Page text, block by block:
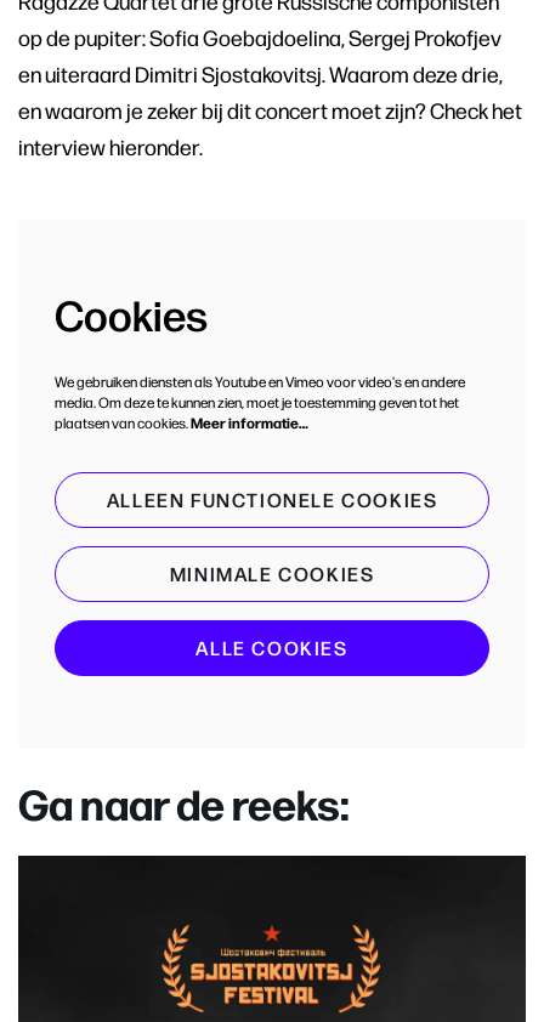
op de pupiter: Sofia Goebajdoelina, Sergej Prokofjev
en uiteraard Dimitri Sjostakovitsj. Waarom deze drie,
en waarom je zeker bij dit concert moet zijn? Check het
interview hieronder.
Cookies
We gebruiken diensten als Youtube en Vimeo voor video's en andere
media. Om deze te kunnen zien, moet je toestemming geven tot het
plaatsen van cookies.Meer informatie…
ALLEEN FUNCTIONELE COOKIES
MINIMALE COOKIES
ALLE COOKIES
Ga naar de reeks: